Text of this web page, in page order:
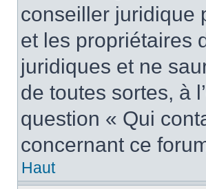
conseiller juridique
et les propriétaires
juridiques et ne
de toutes sortes, à
question « Qui
concernant ce
Haut